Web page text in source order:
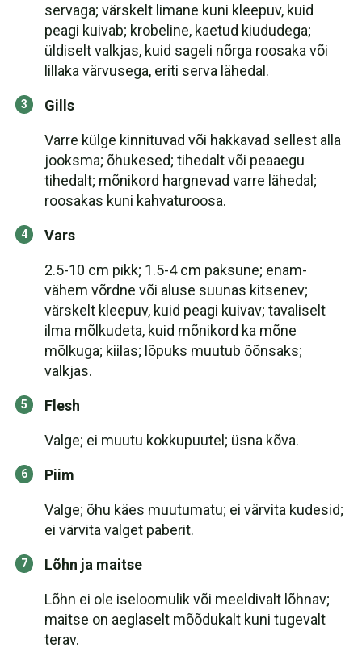
servaga; värskelt limane kuni kleepuv, kuid
peagi kuivab; krobeline, kaetud kiududega;
üldiselt valkjas, kuid sageli nõrga roosaka või
lillaka värvusega, eriti serva lähedal.
Gills
Varre külge kinnituvad või hakkavad sellest alla
jooksma; õhukesed; tihedalt või peaaegu
tihedalt; mõnikord hargnevad varre lähedal;
roosakas kuni kahvaturoosa.
Vars
2.5-10 cm pikk; 1.5-4 cm paksune; enam-
vähem võrdne või aluse suunas kitsenev;
värskelt kleepuv, kuid peagi kuivav; tavaliselt
ilma mõlkudeta, kuid mõnikord ka mõne
mõlkuga; kiilas; lõpuks muutub õõnsaks;
valkjas.
Flesh
Valge; ei muutu kokkupuutel; üsna kõva.
Piim
Valge; õhu käes muutumatu; ei värvita kudesid;
ei värvita valget paberit.
Lõhn ja maitse
Lõhn ei ole iseloomulik või meeldivalt lõhnav;
maitse on aeglaselt mõõdukalt kuni tugevalt
terav.